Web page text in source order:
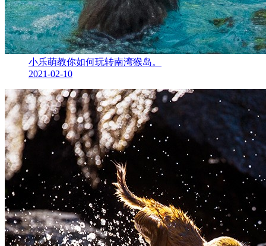
小乐萌教你如何玩转南湾猴岛。
2021-02-10